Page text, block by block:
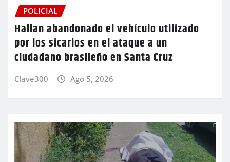
POLICIAL
Hallan abandonado el vehículo utilizado
por los sicarios en el ataque a un
ciudadano brasileño en Santa Cruz
Clave300 Ago 5, 2026